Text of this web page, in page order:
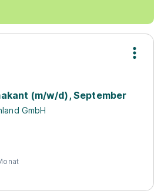
(m/w/d), September
GmbH